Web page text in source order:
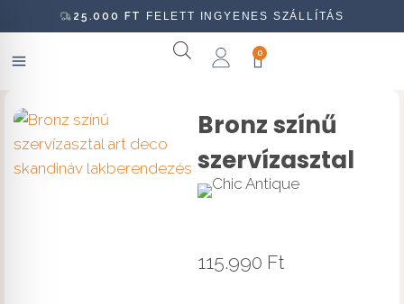
25.000 FT FELETT INGYENES SZÁLLÍTÁS
0
Bronz színű
szervízasztal
115.990 Ft